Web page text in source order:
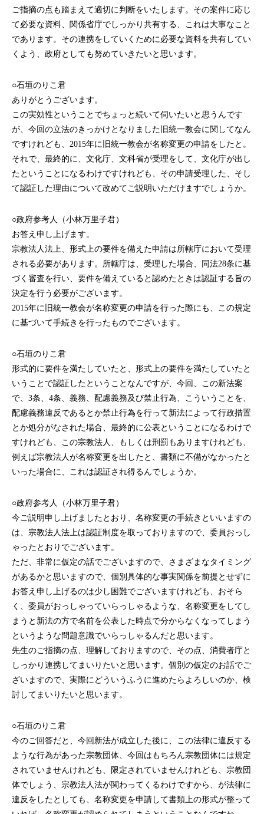
ご指摘の点も踏まえて適切に判断をいたします。その案件に応じ
て必要な資料、関係省庁でしっかり共有する、これは大事なこと
であります。その連携をしていくために必要な資料を共有してい
くよう、政府としても努めていきたいと思います。
○石垣のりこ君
ありがとうございます。
この実効性ということでちょっと続いて伺いたいと思うんです
が、今回の立法のきっかけとなりました旧統一教会に関してなん
ですけれども、2015年に旧統一教会が名称変更の申請をしたと。
それで、最終的に、文化庁、文科省が受理をして、文化庁が出し
たということになるわけですけれども、その申請受理した、そし
て認証した理由について改めてご説明いただけますでしょうか。
○政府参考人（小林万里子君）
お答え申し上げます。
宗教法人法上、形式上の要件を備えた申請は所轄庁において受理
される必要があります。所轄庁は、受理した場合、同法28条に基
づく審査を行い、要件を備えていると認めたときは認証する旨の
決定を行う必要がございます。
2015年に旧統一教会が名称変更の申請を行った際にも、この規定
に基づいて手続きを行ったものでございます。
○石垣のりこ君
形式的に要件を満たしていたと、形式上の要件を満たしていたと
いうことで認証したということなんですが、今回、この新法案
で、3条、4条、義務、配慮義務及び禁止行為、こういうことを、
配慮義務違反であるとか禁止行為を行って新法によって行政措置
とか処分がなされた場合、最終的に公表ということになるわけで
すけれども、この宗教法人、もしくは刑罰もありますけれども、
例えば宗教法人が名称変更を出したと、書類に不備がなかったと
いった場合に、これは認証され得るんでしょうか。
○政府参考人（小林万里子君）
今ご説明申し上げましたとおり、名称変更の手続きといいますの
は、宗教法人法上は認証制度を取っておりますので、委員おっし
ゃったとおりでございます。
ただ、非常に仮定の話でございますので、さまざまなタイミング
があるかと思いますので、個別具体的な事実関係を前提とせずに
お答え申し上げるのは少し困難でございますけれども、おそら
く、委員がおっしゃっていらっしゃるような、名称変更をしてし
まうと新法の方で名前を公表した時点で分からなくなってしまう
というような問題意識でいらっしゃるんだと思います。
先生のご指摘の点、理解しておりますので、その点、消費者庁と
しっかり連携してまいりたいと思います。個別の仮定のお話でご
ざいますので、実際にどういうふうに進めたらよろしいのか、検
討してまいりたいと思います。
○石垣のりこ君
今のご回答だと、今回新法が成立した後に、この法律に違反する
ような行為があった宗教団体、今回はもちろん宗教団体には規定
されていませんけれども、限定されていませんけれども、宗教団
体でしょう、宗教法人法が関わってくるわけですから、が法律に
違反をしたとしても、名称変更を申請して書類上の形式が整って